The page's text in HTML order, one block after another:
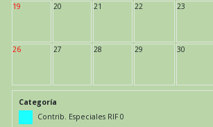
19 20 21 22 23
26 27 28 29 30
Categoría
Contrib. Especiales RIF 0